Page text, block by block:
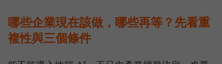
哪些企業現在該做，哪些再等？先看重
複性與三個條件